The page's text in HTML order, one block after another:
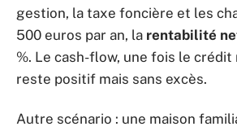
gestion, la taxe foncière et les
500 euros par an, la rentabilité
%. Le cash-flow, une fois le crédit
reste positif mais sans excès.
Autre scénario : une maison